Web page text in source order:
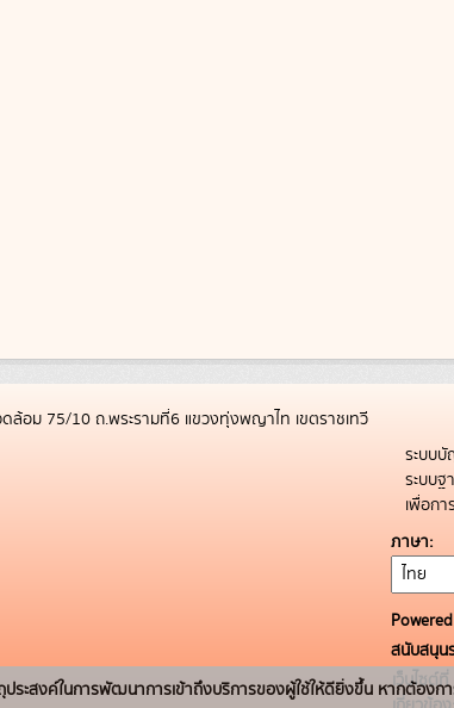
อม 75/10 ถ.พระรามที่6 แขวงทุ่งพญาไท เขตราชเทวี
ระบบ
ระบบ
เพื่อก
ภาษา
สนับสนุน
เว็บไซต์ที่
ประสงค์ในการพัฒนาการเข้าถึงบริการของผู้ใช้ให้ดียิ่งขึ้น หากต้อง